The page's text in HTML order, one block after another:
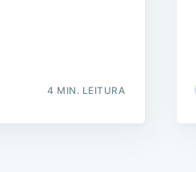
4 MIN. LEITURA